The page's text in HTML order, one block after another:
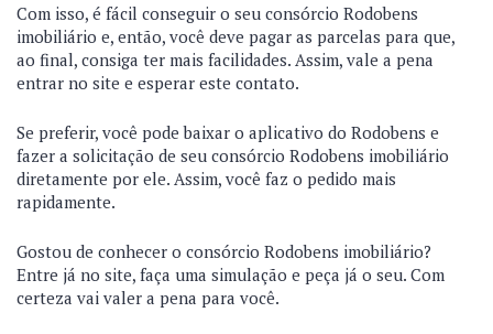
Com isso, é fácil conseguir o seu consórcio Rodobens
imobiliário e, então, você deve pagar as parcelas para que,
ao final, consiga ter mais facilidades. Assim, vale a pena
entrar no site e esperar este contato.
Se preferir, você pode baixar o aplicativo do Rodobens e
fazer a solicitação de seu consórcio Rodobens imobiliário
diretamente por ele. Assim, você faz o pedido mais
rapidamente.
Gostou de conhecer o consórcio Rodobens imobiliário?
Entre já no site, faça uma simulação e peça já o seu. Com
certeza vai valer a pena para você.